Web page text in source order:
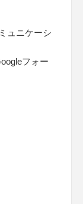
ュニケーシ
フォー